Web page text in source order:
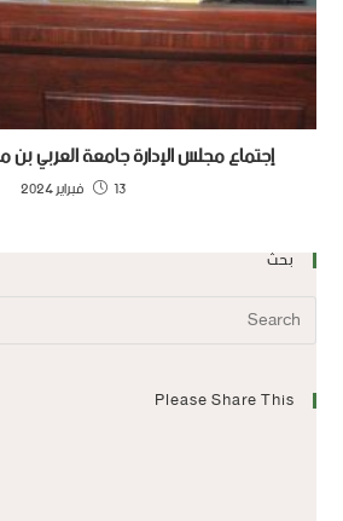
إجتماع مجلس الإدارة جامعة العربي
13 فبراير 2024
بحث
Please Share This